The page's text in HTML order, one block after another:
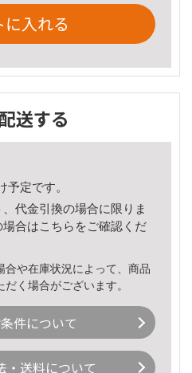
に入れる
配送する
予定です。
代金引換の場合に限りま
合はこちら をご確認くだ
や在庫状況によって、商品
く場合がございます。
件について
・送料について